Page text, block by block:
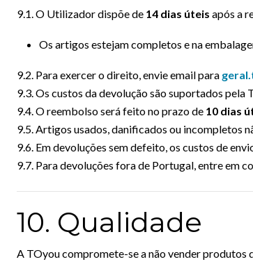
9.1. O Utilizador dispõe de 14 dias úteis após a
Os artigos estejam completos e na
9.2. Para exercer o direito, envie email para
9.3. Os custos da devolução são suportados pela
9.4. O reembolso será feito no prazo de 10 dias
9.5. Artigos usados, danificados ou incompletos
9.6. Em devoluções sem defeito, os custos de
9.7. Para devoluções fora de Portugal, entre em
10. Qualidade
A TOyou compromete-se a não vender produtos